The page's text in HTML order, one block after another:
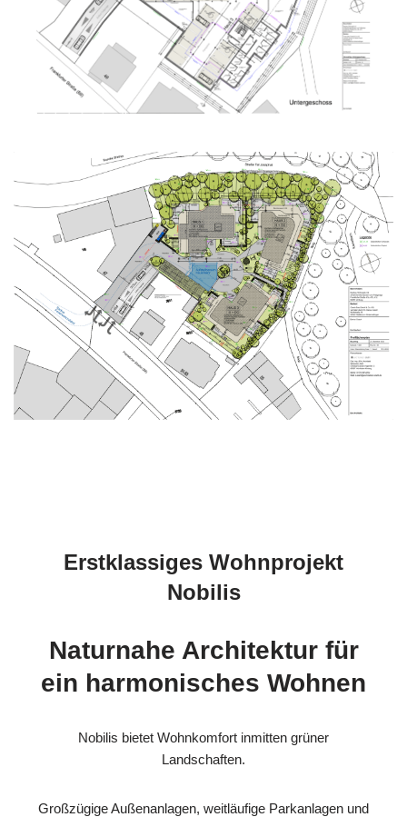
Erstklassiges Wohnprojekt
Nobilis
Naturnahe Architektur für
ein harmonisches Wohnen
Nobilis bietet Wohnkomfort inmitten grüner
Landschaften.
Großzügige Außenanlagen, weitläufige Parkanlagen und